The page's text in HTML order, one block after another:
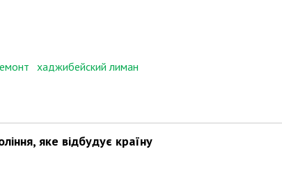
хаджибейский лиман
яке відбудує країну